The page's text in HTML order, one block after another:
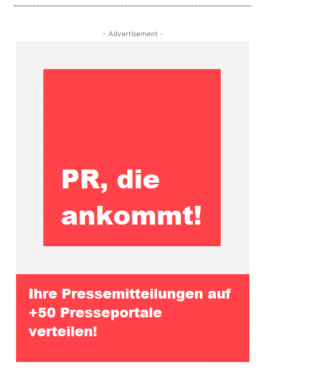
- Advertisement -